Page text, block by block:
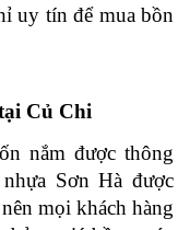
uy tín để mua bồn
Củ Chi
nắm được thông
Sơn Hà được
mọi khách hàng